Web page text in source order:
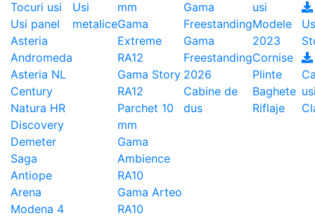
Tocuri usi
Usi panel
Asteria
Andromeda
Asteria NL
Century
Natura HR
Discovery
Demeter
Saga
Antiope
Arena
Modena 4
Usi
metalice
mm
Gama
Extreme
RA12
Gama Story
RA12
Parchet 10
mm
Gama
Ambience
RA10
Gama Arteo
RA10
Gama
Freestanding
Gama
Freestanding
2026
Cabine de
dus
usi
Modele
2023
Cornise
Plinte
Baghete
Riflaje